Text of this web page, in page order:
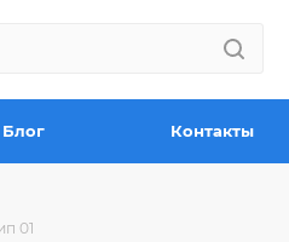
Блог Контакты
01